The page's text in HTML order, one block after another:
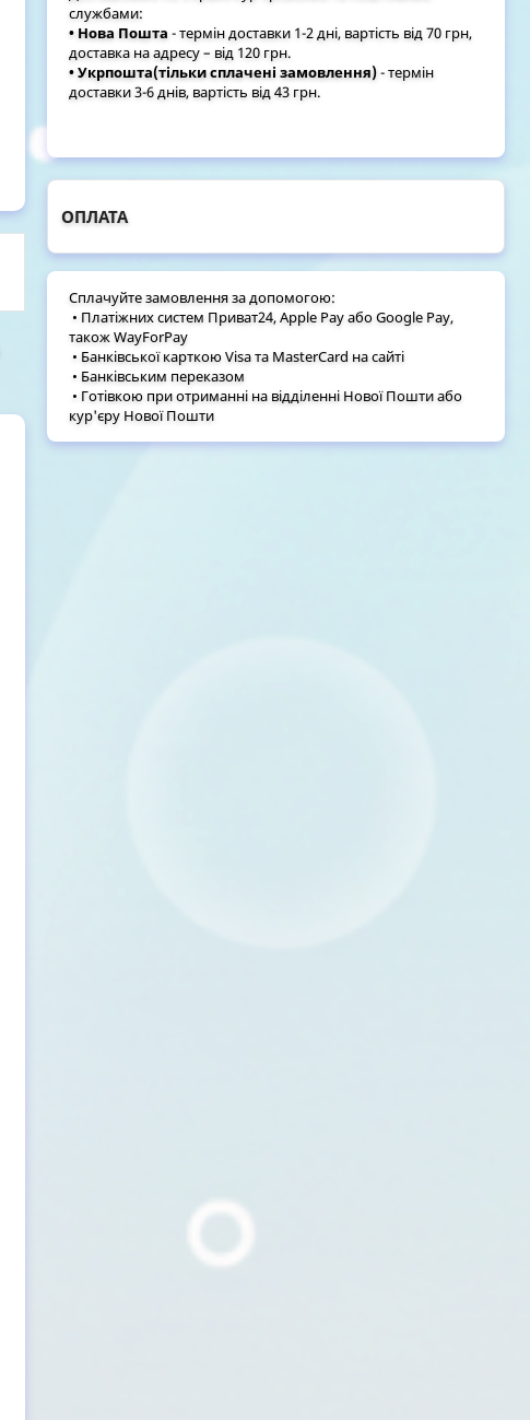
службами:
• Нова Пошта - термін доставки 1-2 дні, вартість від 70 грн,
доставка на адресу – від 120 грн.
• Укрпошта(тільки сплачені замовлення)- термін
доставки 3-6 днів, вартість від 43 грн.
ОПЛАТА
Сплачуйте замовлення за допомогою:
• Платіжних систем Приват24, Apple Pay або Google Pay,
також WayForPay
• Банківської карткою Visa та MasterCard на сайті
• Банківським переказом
• Готівкою при отриманні на відділенні Нової Пошти або
кур'єру Нової Пошти